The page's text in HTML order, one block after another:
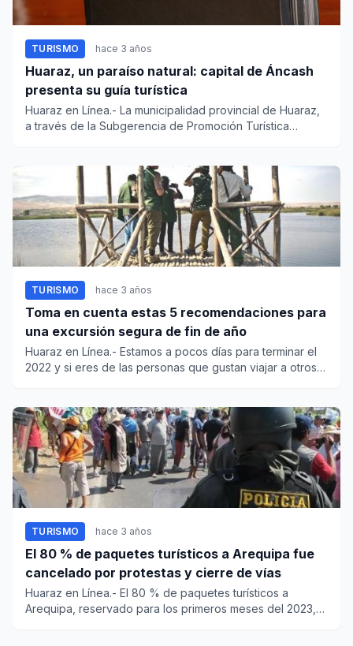
TURISMO hace 3 años
Huaraz, un paraíso natural: capital de Áncash
presenta su guía turística
Huaraz en Línea.- La municipalidad provincial de Huaraz,
a través de la Subgerencia de Promoción Turística
TURISMO hace 3 años
Toma en cuenta estas 5 recomendaciones para
una excursión segura de fin de año
Huaraz en Línea.- Estamos a pocos días para terminar el
2022 y si eres de las personas que gustan viajar a otros
TURISMO hace 3 años
El 80 % de paquetes turísticos a Arequipa fue
cancelado por protestas y cierre de vías
Huaraz en Línea.- El 80 % de paquetes turísticos a
Arequipa, reservado para los primeros meses del 2023,